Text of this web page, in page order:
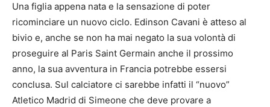
Una figlia appena nata e la sensazione di poter
ricominciare un nuovo ciclo. Edinson Cavani è atteso al
bivio e, anche se non ha mai negato la sua volontà di
proseguire al Paris Saint Germain anche il prossimo
anno, la sua avventura in Francia potrebbe essersi
conclusa. Sul calciatore ci sarebbe infatti il “nuovo”
Atletico Madrid di Simeone che deve provare a